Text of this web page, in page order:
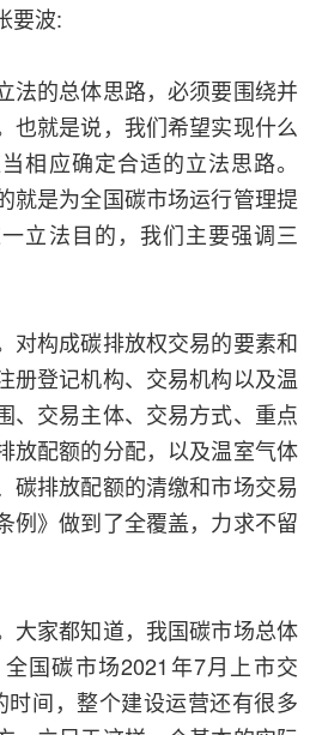
要波:
法的总体思路，必须要围绕并
也就是说，我们希望实现什么
相应确定合适的立法思路。
就是为全国碳市场运行管理提
立法目的，我们主要强调三
对构成碳排放权交易的要素和
册登记机构、交易机构以及温
、交易主体、交易方式、重点
放配额的分配，以及温室气体
碳排放配额的清缴和市场交易
例》做到了全覆盖，力求不留
大家都知道，我国碳市场总体
国碳市场2021年7月上市交
间，整个建设运营还有很多